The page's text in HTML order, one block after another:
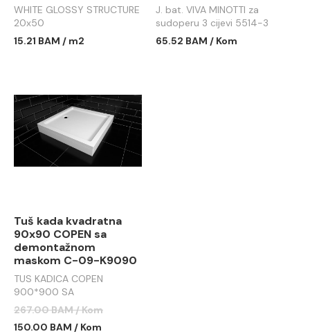
WHITE GLOSSY STRUCTURE
20x50
15.21 BAM / m2
J. bat. VIVA MINOTTI za
sudoperu 3 cijevi 5514-3
65.52 BAM / Kom
Tuš kada kvadratna
90x90 COPEN sa
demontažnom
maskom C-09-K9090
TUS KADICA COPEN
900*900 SA
DEMONTAŽNOM MASKOM
C-09-K9090
267.00 BAM / Kom
150.00 BAM / Kom